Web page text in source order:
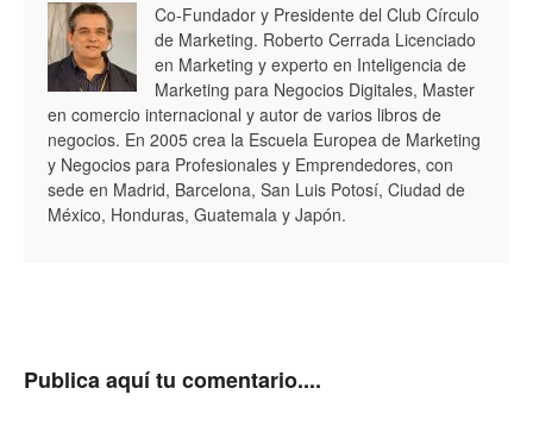
Co-Fundador y Presidente del Club Círculo
de Marketing. Roberto Cerrada Licenciado
en Marketing y experto en Inteligencia de
Marketing para Negocios Digitales, Master
en comercio internacional y autor de varios libros de
negocios. En 2005 crea la Escuela Europea de Marketing
y Negocios para Profesionales y Emprendedores, con
sede en Madrid, Barcelona, San Luis Potosí, Ciudad de
México, Honduras, Guatemala y Japón.
Publica aquí tu comentario....